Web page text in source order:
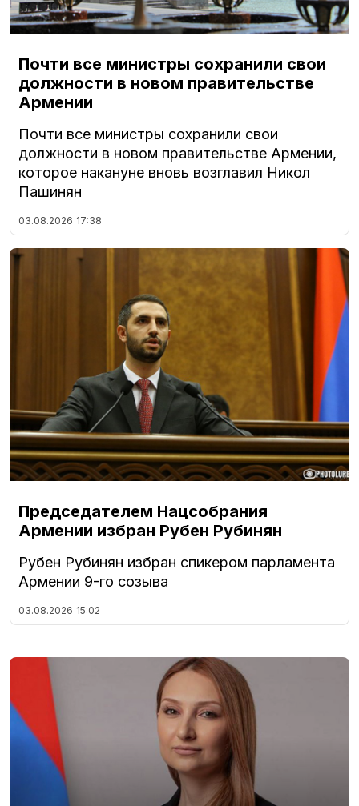
Почти все министры сохранили свои
должности в новом правительстве
Армении
Почти все министры сохранили свои
должности в новом правительстве Армении,
которое накануне вновь возглавил Никол
Пашинян
03.08.2026 17:38
Председателем Нацсобрания
Армении избран Рубен Рубинян
Рубен Рубинян избран спикером парламента
Армении 9-го созыва
03.08.2026 15:02